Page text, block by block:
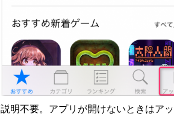
説明不要。アプリが開けないときはア